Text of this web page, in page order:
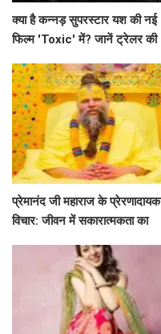
क्या है कन्नड़ सुपरस्टार यश की नई
फिल्म 'Toxic' में? जानें ट्रेलर की
प्रेमानंद जी महाराज के प्रेरणादायक
विचार: जीवन में सकारात्मकता का